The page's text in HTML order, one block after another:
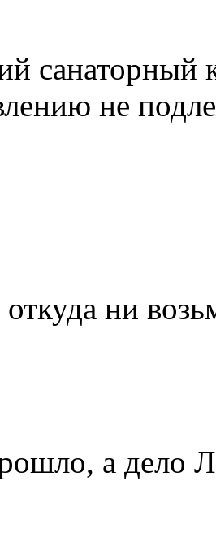
санаторный
не
ни
а дело